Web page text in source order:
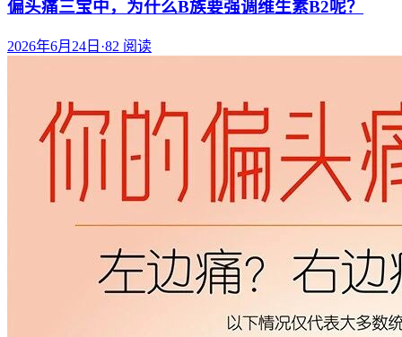
偏头痛三宝中，为什么B族要强调维生素B2呢？
2026年6月24日 ·82 阅读